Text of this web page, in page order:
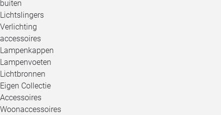
buiten
Lichtslingers
Verlichting
accessoires
Lampenkappen
Lampenvoeten
Lichtbronnen
Eigen Collectie
Accessoires
Woonaccessoires